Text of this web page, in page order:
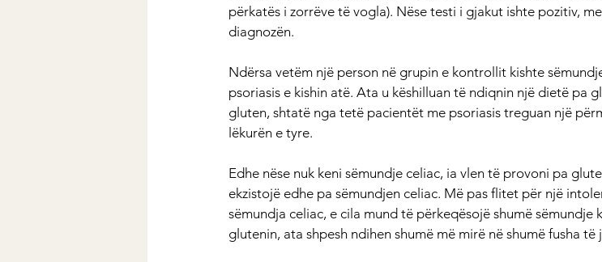
përkatës i zorrëve të vogla). Nëse testi i gjakut ishte pozitiv,
diagnozën.
Ndërsa vetëm një person në grupin e kontrollit kishte
psoriasis e kishin atë. Ata u këshilluan të ndiqnin një dietë pa
gluten, shtatë nga tetë pacientët me psoriasis treguan një
lëkurën e tyre.
Edhe nëse nuk keni sëmundje celiac, ia vlen të provoni pa
ekzistojë edhe pa sëmundjen celiac. Më pas flitet për një
sëmundja celiac, e cila mund të përkeqësojë shumë
glutenin, ata shpesh ndihen shumë më mirë në shumë fusha të